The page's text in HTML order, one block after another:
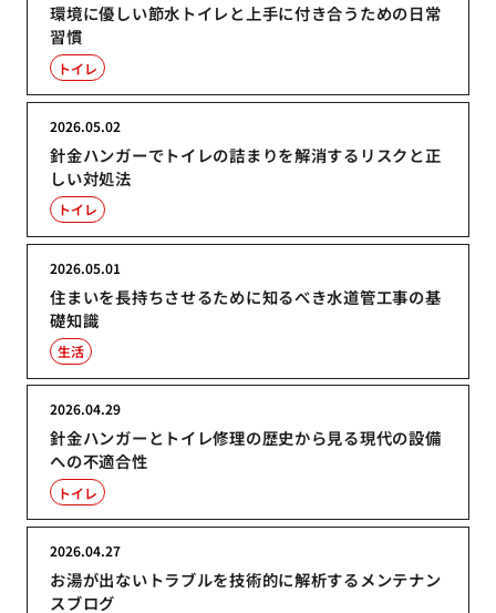
環境に優しい節水トイレと上手に付き合うための日常
習慣
トイレ
針金ハンガーでトイレの詰まりを解消するリスクと正
しい対処法
2026.05.02
トイレ
住まいを長持ちさせるために知るべき水道管工事の基
礎知識
2026.05.01
生活
針金ハンガーとトイレ修理の歴史から見る現代の設備
への不適合性
2026.04.29
トイレ
お湯が出ないトラブルを技術的に解析するメンテナン
スブログ
2026.04.27